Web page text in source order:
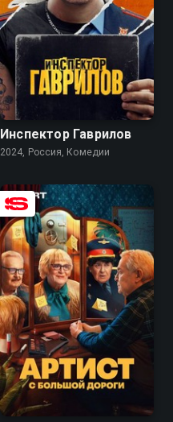
8.2 7.5
Инспектор Гаврилов
2024, Россия, Комедии
8.0 6.7